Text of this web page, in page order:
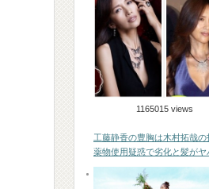
1165015 views
工藤静香の豊胸は木村拓哉の
薬物使用疑惑で劣化と髪がヤ